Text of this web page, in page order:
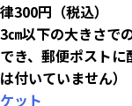
300円（税込）
3㎝以下の大きさで
き、郵便ポスト
付いていません）
ット